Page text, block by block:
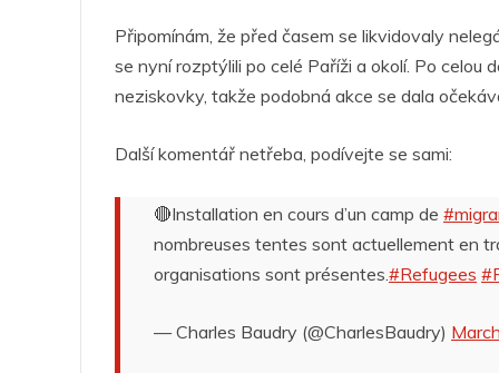
o
k
p er
Připomínám, že před časem se likvidovaly
se nyní rozptýlili po celé Paříži a okolí. Po celou
neziskovky, takže podobná akce se dala
Další komentář netřeba, podívejte se sami:
🔴Installation en cours d’un camp de
nombreuses tentes sont actuellement en
organisations sont présentes.#Refugees
— Charles Baudry (@CharlesBaudry)